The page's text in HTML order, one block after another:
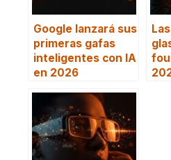
Google lanzará sus
primeras gafas
inteligentes con IA
en 2026